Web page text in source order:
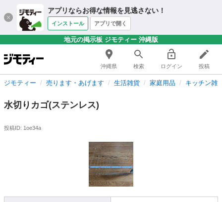
アプリならお得な情報を見逃さない！
インストール アプリで開く
地元の掲示板 ジモティー 沖縄版
沖縄県 検索 ログイン 投稿
ジモティー 売ります・あげます 生活雑貨 家庭用品 キッチン雑
水切りカゴ(ステンレス)
投稿ID: 1oe34a